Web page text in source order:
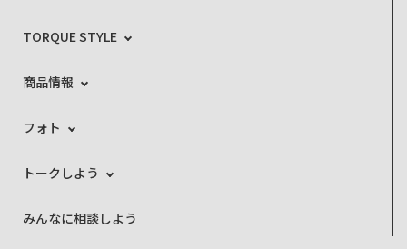
TORQUE STYLE
商品情報
フォト
トークしよう
みんなに相談しよう